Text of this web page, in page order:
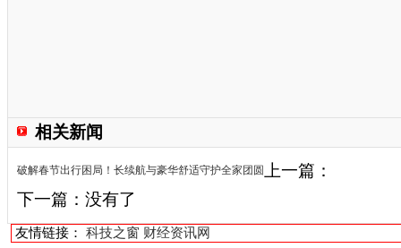
相关新闻
上一篇：
破解春节出行困局！长续航与豪华舒适守护全家团圆
下一篇：没有了
友情链接： 科技之窗 财经资讯网